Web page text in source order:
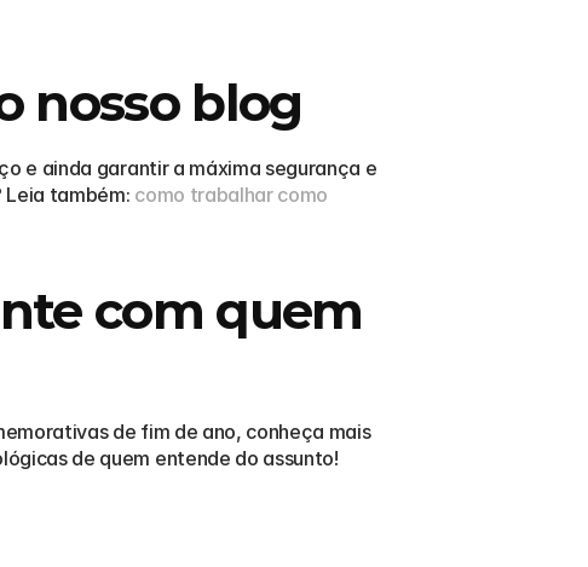
nosso blog
e ainda garantir a máxima segurança e
Leia também: como trabalhar como
com quem
de fim de ano, conheça mais
de quem entende do assunto!